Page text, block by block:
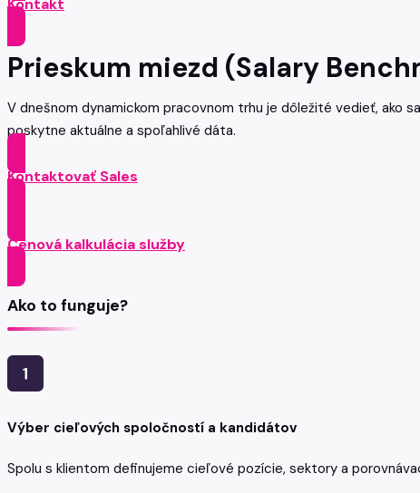
Kontakt
Prieskum miezd (Salary
V dnešnom dynamickom pracovnom trhu je dôležité vedieť, ako
poskytne aktuálne a spoľahlivé dáta.
Kontaktovať Sales
Cenová kalkulácia služby
Ako to funguje?
Výber cieľových spoločností a kandidátov
Spolu s klientom definujeme cieľové pozície, sektory a